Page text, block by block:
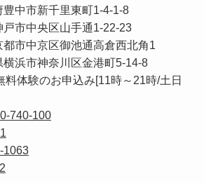
中市新千里東町1-4-1-8
市中央区山手通1-22-23
市中京区御池通高倉西北角1
浜市神奈川区金港町5-14-8
料体験のお申込み[11時～21時/土日
740-100
1063